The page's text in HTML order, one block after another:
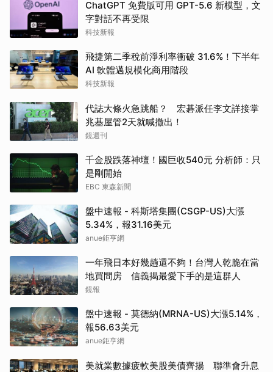
ChatGPT 免費版可用 GPT-5.6 新模型，文
字對話不再受限
科技新報
飛捷第二季稅前淨利率衝破 31.6%！下半年
AI 軟體邁規模化商用階段
科技新報
代誌大條火急跳船？ 宏碁派任李文詳接掌
兆基屋管2天就喊撤出！
鏡週刊
千金股跌落神壇！國巨收540元 分析師：只
是剛開始
EBC 東森新聞
盤中速報 - 科斯塔集團(CSGP-US)大漲
5.34%，報31.16美元
anue鉅亨網
一年飛日本好幾趟還不夠！台灣人乾脆在當
地買間房 信義揭最愛下手的是這群人
鏡報
盤中速報 - 莫德納(MRNA-US)大漲5.14%，
報56.63美元
anue鉅亨網
美就業數據疲軟美股美債齊揚 聯準會升息